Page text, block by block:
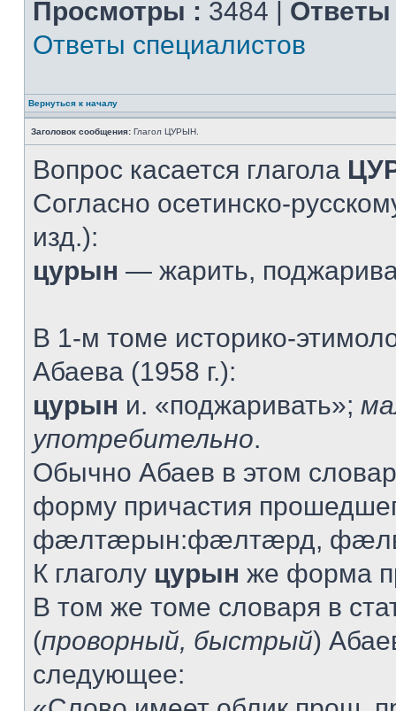
Просмотры : 3484 | Ответы
Ответы специалистов
Вернуться к началу
Заголовок сообщения: Глагол ЦУРЫН.
Вопрос касается глагола
Согласно осетинско-
изд.):
цурын — жарить,
В 1-м томе историко-
Абаева (1958 г.):
цурын и. «поджаривать»;
употребительно.
Обычно Абаев в этом
форму причастия
фæлтæрын:фæлтæрд,
К глаголу цурын же форма
В том же томе словаря в
(проворный, быстрый)
следующее: